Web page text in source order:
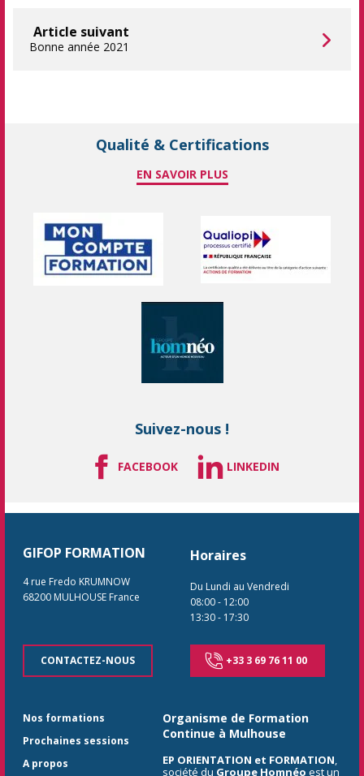
Article suivant
Bonne année 2021
Qualité & Certifications
EN SAVOIR PLUS
Suivez-nous !
FACEBOOK LINKEDIN
GIFOP FORMATION
4 rue Fredo KRUMNOW
68200 MULHOUSE France
CONTACTEZ-NOUS
Horaires
Du Lundi au Vendredi
08:00- 12:00
13:30- 17:30
+33 3 69 76 11 00
Nos formations
Prochaines sessions
A propos
Organisme de Formation
Continue à Mulhouse
EP ORIENTATION et FORMATION,
société du Groupe Homnéo est un